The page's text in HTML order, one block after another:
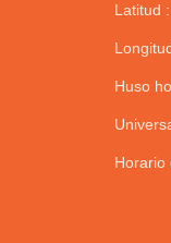
Latitud :
Huso
Horario